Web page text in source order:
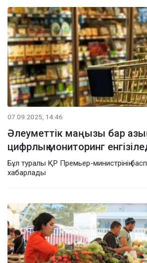
07.09.2025, 14:46
Әлеуметтік маңызы бар
цифрлық мониторинг
Бұл туралы ҚР Премьер-министрінің
хабарлады